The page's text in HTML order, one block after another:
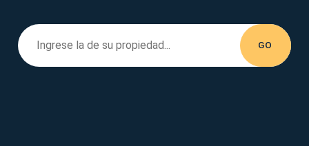
Ingrese la de su propiedad... GO